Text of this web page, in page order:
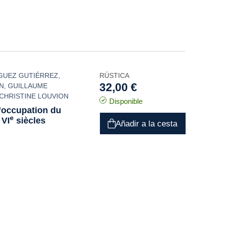
GUTIÉRREZ
,GUILLAUME
LOUVION
du
e siècles
RÚSTICA
32,00 €
Disponible
Añadir a la cesta